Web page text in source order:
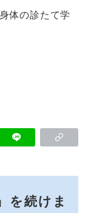
体の診たて学
を続けま